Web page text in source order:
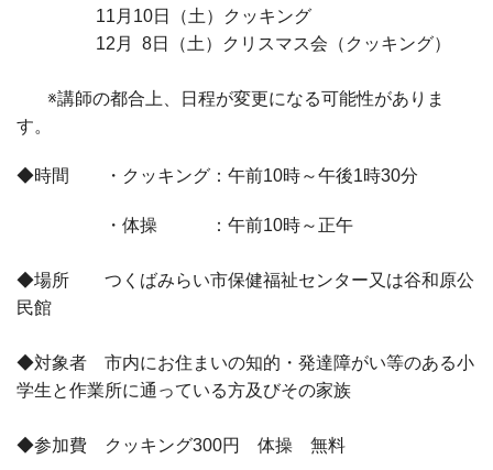
11月10日（土）クッキング
12月 8日（土）クリスマス会（クッキング）
※講師の都合上、日程が変更になる可能性がありま
す。
◆時間 ・クッキング：午前10時～午後1時30分
・体操 ：午前10時～正午
◆場所 つくばみらい市保健福祉センター又は谷和原公
民館
◆対象者 市内にお住まいの知的・発達障がい等のある小
学生と作業所に通っている方及びその家族
◆参加費 クッキング300円 体操 無料